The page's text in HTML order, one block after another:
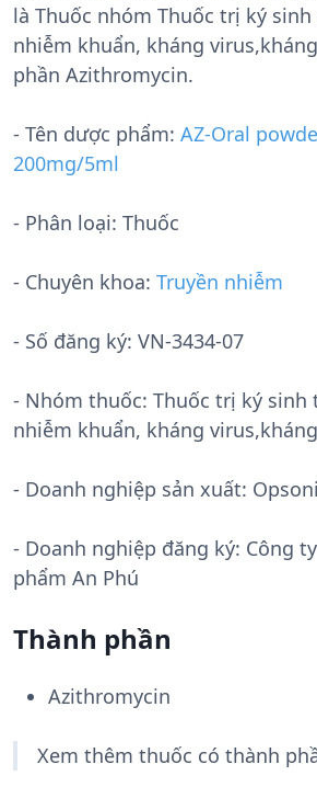
là Thuốc nhóm Thuốc trị ký
nhiễm khuẩn, kháng
phần Azithromycin.
- Tên dược phẩm: AZ-Oral
200mg/5ml
- Phân loại: Thuốc
- Chuyên khoa: Truyền nhiễm
- Số đăng ký: VN-3434-07
- Nhóm thuốc: Thuốc trị ký sinh
nhiễm khuẩn, kháng
- Doanh nghiệp sản xuất:
- Doanh nghiệp đăng ký: Công
phẩm An Phú
Thành phần
Azithromycin
Xem thêm thuốc có thành